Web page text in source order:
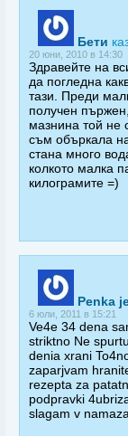
Бети
20 юни, 2010 в 14:30
Здравейте на
да погледна
тази. Преди
получен
мазнина той не
съм объркала
стана много
колкото малка
килограмите =)
Penka
6 юли, 2011 в 15:21
Ve4e 34 dena
striktno Ne
denia xrani
zaparjvam
rezepta za
podpravki
slagam v